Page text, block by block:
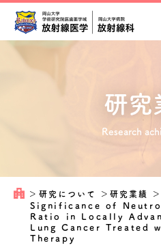
研究
Research
＞ 研究について ＞研究業績 ＞
Significance of
Ratio in Locally
Lung Cancer Treated
Therapy